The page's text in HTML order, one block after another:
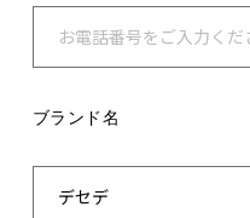
ブランド名